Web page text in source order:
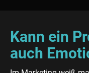
Kann ein
auch